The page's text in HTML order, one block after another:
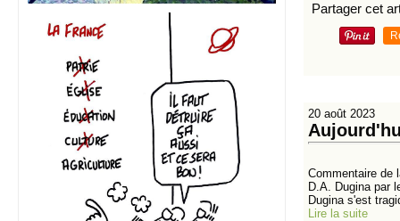
Partager cet
20 août 2023
Commentaire de
D.A. Dugina par
Dugina s'est
Lire la suite